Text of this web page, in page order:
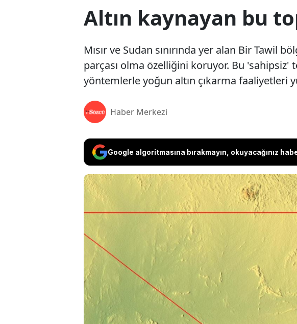
Altın kaynayan bu
Mısır ve Sudan sınırında yer alan Bir
parçası olma özelliğini koruyor. Bu 'sahipsiz'
yöntemlerle yoğun altın çıkarma faaliyetleri
Haber Merkezi
Google algoritmasına bırakmayın, okuyacağınız
Mısır ve Sudan sınırında yer
devletin hak iddia etmediği tek
koruyor. Bu 'sahipsiz'
madenciler tarafından antik
faaliyetleri yürütülüyor.